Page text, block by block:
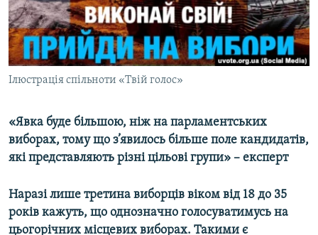
СВІДЧЕННЯ ОКУПАЦІЇ
УКРАЇНСЬКА ПРОБЛЕМА КРИМУ
ІНФОГРАФІКА
Qırımtatar
ДОЛУЧАЙСЯ!
Усі сайти RFE/RL
Ілюстрація спільноти «Твій голос»
«Явка буде більшою, ніж на парламентських
виборах, тому що з’явилось більше поле кандидатів,
які представляють різні цільові групи» – експерт
Наразі лише третина виборців віком від 18 до 35
років кажуть, що однозначно голосуватимусь на
цьогорічних місцевих виборах. Такими є